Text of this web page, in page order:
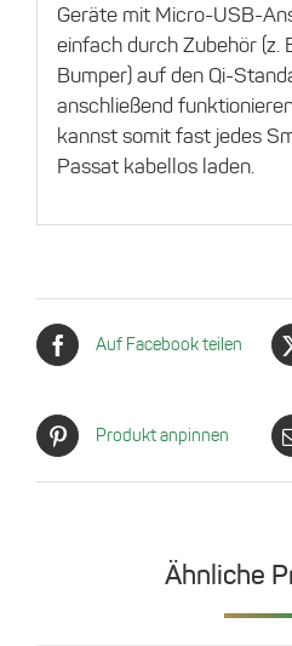
Geräte mit Micro-USB-
einfach durch Zubehör (z.
Bumper) auf den Qi-
anschließend
kannst somit fast jedes
Passat kabellos laden.
Auf Facebook teilen
Produkt anpinnen
Ähnliche